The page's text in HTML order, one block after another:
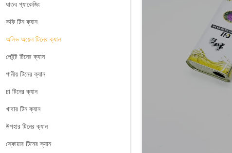
ধাতব প্যাকেজিং
কফি টিন ক্যান
অলিভ অয়েল টিনের ক্যান
পেইন্ট টিনের ক্যান
পানীয় টিনের ক্যান
চা টিনের ক্যান
খাবার টিন ক্যান
উপহার টিনের ক্যান
স্কোয়ার টিনের ক্যান